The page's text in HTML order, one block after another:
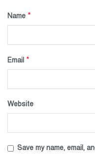
Name *
Email *
Website
Save my name, email,